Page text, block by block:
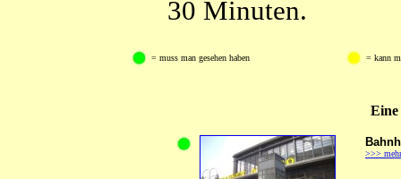
30 Minuten.
= muss man gesehen haben = kann
Eine
>>> mehr